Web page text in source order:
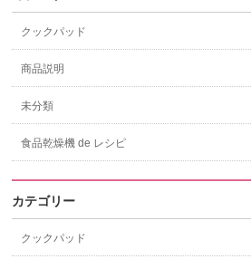
クックパッド
商品説明
未分類
食品乾燥機 de レシピ
カテゴリー
クックパッド